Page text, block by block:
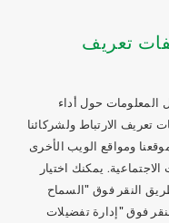
تعريف
المعلومات حول أداء
تعريف الارتباط ولشركائنا
ومواقع الويب الأخرى
يمكنك اختيار
النقر فوق "السماح
فوق "إدارة تفضيلات